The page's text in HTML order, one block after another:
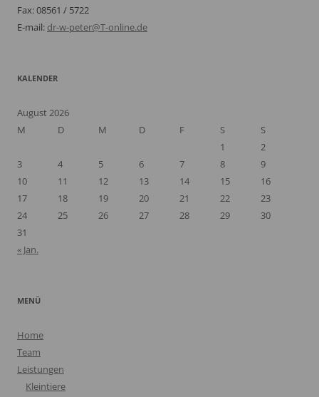
Fax: 08561 / 5722
E-mail: dr-w-peter@T-online.de
KALENDER
August 2026
M
D M D F S
S
1
2
3
4 5 6 7 8
9
10
11 12 13 14 15
16
17
18 19 20 21 22
23
24
25 26 27 28 29
30
31
« Jan.
MENÜ
Home
Team
Leistungen
Kleintiere